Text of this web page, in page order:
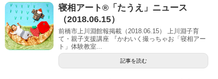
寝相アート®「たうえ」ニュース
（2018.06.15）
前橋市上川淵館報掲載（2018.06.15） 上川淵子育
て・親子支援講座 『かわいく撮っちゃお「寝相アー
ト」体験教室...
記事を読む